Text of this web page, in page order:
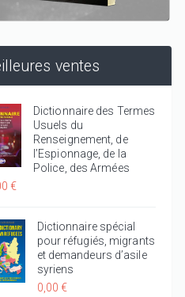
ventes
Dictionnaire des Termes
Usuels du
Renseignement, de
l’Espionnage, de la
Police, des Armées
€
Dictionnaire spécial
pour réfugiés, migrants
et demandeurs d’asile
syriens
0,00 €